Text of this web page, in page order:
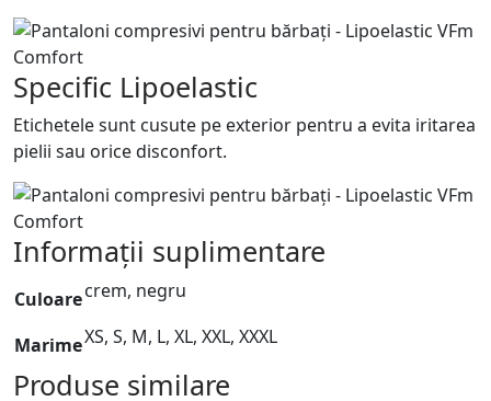
Specific Lipoelastic
Etichetele sunt cusute pe exterior pentru a evita iritarea
pielii sau orice disconfort.
Informații suplimentare
Culoarecrem, negru
MarimeXS, S, M, L, XL, XXL, XXXL
Produse similare